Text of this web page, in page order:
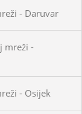
- Daruvar
mreži -
- Osijek